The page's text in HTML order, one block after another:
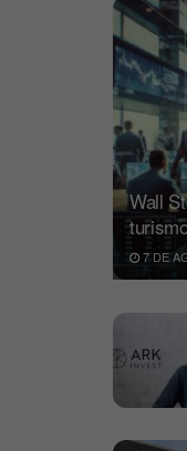
Wall
7 DE